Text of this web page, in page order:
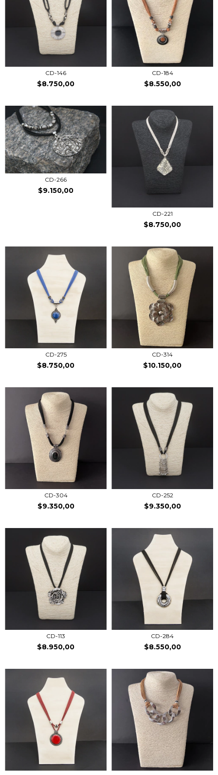
CD-146
$8.750,00
CD-184
$8.550,00
CD-266
$9.150,00
CD-221
$8.750,00
CD-275
$8.750,00
CD-314
$10.150,00
CD-304
$9.350,00
CD-252
$9.350,00
CD-113
$8.950,00
CD-284
$8.550,00